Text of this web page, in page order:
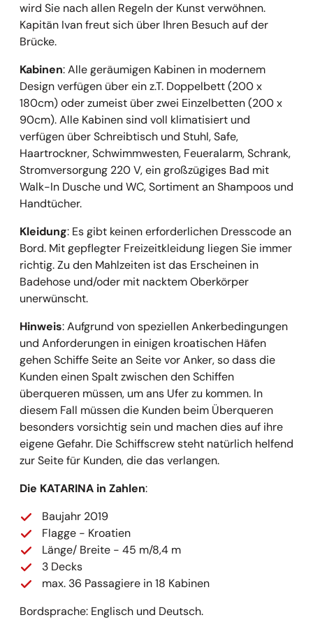
wird Sie nach allen Regeln der Kunst verwöhnen.
Kapitän Ivan freut sich über Ihren Besuch auf der
Brücke.
Kabinen: Alle geräumigen Kabinen in modernem
Design verfügen über ein z.T. Doppelbett (200 x
180cm) oder zumeist über zwei Einzelbetten (200 x
90cm). Alle Kabinen sind voll klimatisiert und
verfügen über Schreibtisch und Stuhl, Safe,
Haartrockner, Schwimmwesten, Feueralarm, Schrank,
Stromversorgung 220 V, ein großzügiges Bad mit
Walk-In Dusche und WC, Sortiment an Shampoos und
Handtücher.
Kleidung: Es gibt keinen erforderlichen Dresscode an
Bord. Mit gepflegter Freizeitkleidung liegen Sie immer
richtig. Zu den Mahlzeiten ist das Erscheinen in
Badehose und/oder mit nacktem Oberkörper
unerwünscht.
Hinweis: Aufgrund von speziellen Ankerbedingungen
und Anforderungen in einigen kroatischen Häfen
gehen Schiffe Seite an Seite vor Anker, so dass die
Kunden einen Spalt zwischen den Schiffen
überqueren müssen, um ans Ufer zu kommen. In
diesem Fall müssen die Kunden beim Überqueren
besonders vorsichtig sein und machen dies auf ihre
eigene Gefahr. Die Schiffscrew steht natürlich helfend
zur Seite für Kunden, die das verlangen.
Die KATARINA in Zahlen:
Baujahr 2019
Flagge - Kroatien
Länge/ Breite - 45 m/8,4 m
3 Decks
max. 36 Passagiere in 18 Kabinen
Bordsprache: Englisch und Deutsch.